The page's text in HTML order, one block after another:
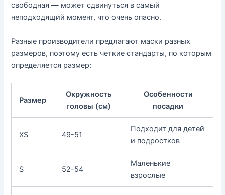
свободная — может сдвинуться в самый
неподходящий момент, что очень опасно.
Разные производители предлагают маски разных
размеров, поэтому есть четкие стандарты, по которым
определяется размер:
Размер
Окружность
головы (см)
Особенности
посадки
XS 49-51
Подходит для детей
и подростков
S 52-54
Маленькие
взрослые